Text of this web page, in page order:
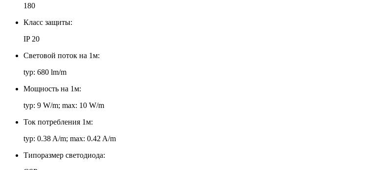
180
Класс защиты:
IP 20
Световой поток на 1м:
typ: 680 lm/m
Мощность на 1м:
typ: 9 W/m; max: 10 W/m
Ток потребления 1м:
typ: 0.38 A/m; max: 0.42 A/m
Типоразмер светодиода: